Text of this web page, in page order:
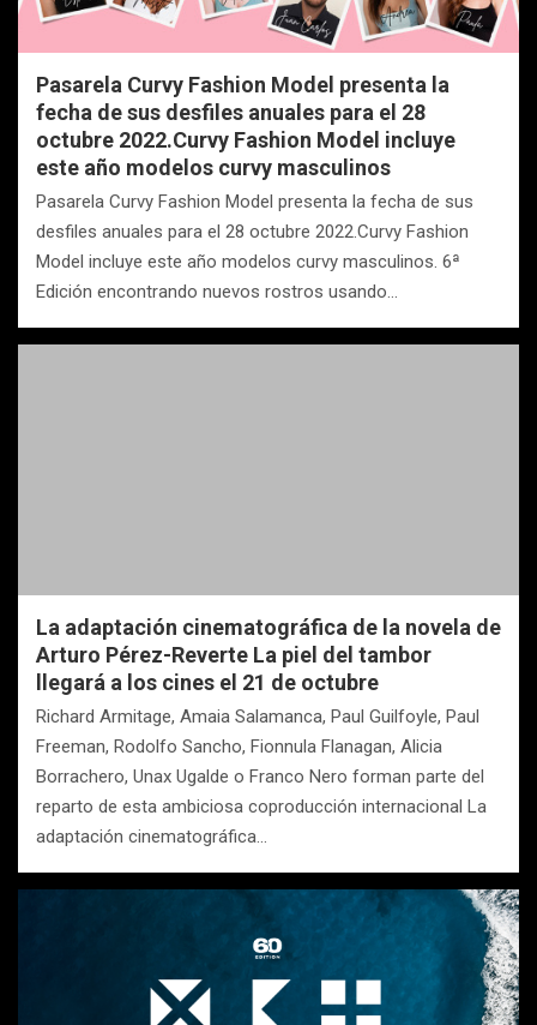
Pasarela Curvy Fashion Model presenta la
fecha de sus desfiles anuales para el 28
octubre 2022.Curvy Fashion Model incluye
este año modelos curvy masculinos
Pasarela Curvy Fashion Model presenta la fecha de sus
desfiles anuales para el 28 octubre 2022.Curvy Fashion
Model incluye este año modelos curvy masculinos. 6ª
Edición encontrando nuevos rostros usando…
La adaptación cinematográfica de la novela de
Arturo Pérez-Reverte La piel del tambor
llegará a los cines el 21 de octubre
Richard Armitage, Amaia Salamanca, Paul Guilfoyle, Paul
Freeman, Rodolfo Sancho, Fionnula Flanagan, Alicia
Borrachero, Unax Ugalde o Franco Nero forman parte del
reparto de esta ambiciosa coproducción internacional La
adaptación cinematográfica…